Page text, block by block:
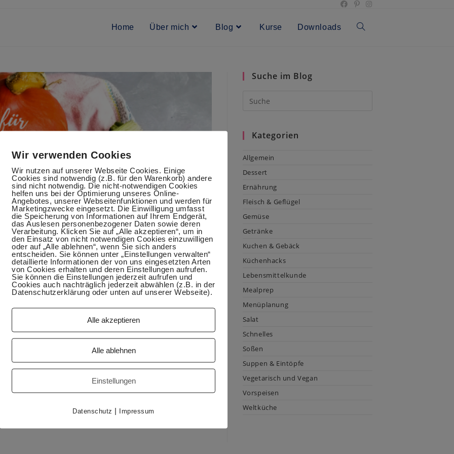
Home Über mich Blog Kurse Downloads Toggle
Ernährung
Ernährung, aber was ist das? Es gibt sehr viele
Die meisten "Gurus" sind sich dennoch einig,
wichtiger Aspekt gesunder Ernährung ist. Ich plane
bewaffnet. Achtest du auch auf Saisonalität? Meine
Saisonales Obst und Gemüse braucht
und für die Umwelt ist. Saisonal ist eng mit
es keine langen Transportwege und auch…
Suche im Blog
Kategorien
Allgemein
Dessert
Ernährung
Fleisch & Geflügel
Gemüse
Getränke
Kuchen & Gebäck
Küchenhacks
Lebensmittelkunde
Mealprep
Menüplanung
Salat
Schnelles
Soßen
Suppen & Eintöpfe
Vegetarisch und Vegan
Vorspeisen
Weltküche
Wir verwenden Cookies
Wir nutzen auf unserer Webseite Cookies. Einige
Cookies sind notwendig (z.B. für den Warenkorb) andere
sind nicht notwendig. Die nicht-notwendigen Cookies
helfen uns bei der Optimierung unseres Online-
Angebotes, unserer Webseitenfunktionen und werden für
Marketingzwecke eingesetzt. Die Einwilligung umfasst
die Speicherung von Informationen auf Ihrem Endgerät,
das Auslesen personenbezogener Daten sowie deren
Verarbeitung. Klicken Sie auf „Alle akzeptieren“, um in
den Einsatz von nicht notwendigen Cookies einzuwilligen
oder auf „Alle ablehnen“, wenn Sie sich anders
entscheiden. Sie können unter „Einstellungen verwalten“
detaillierte Informationen der von uns eingesetzten Arten
von Cookies erhalten und deren Einstellungen aufrufen.
Sie können die Einstellungen jederzeit aufrufen und
Cookies auch nachträglich jederzeit abwählen (z.B. in der
Datenschutzerklärung oder unten auf unserer Webseite).
Alle akzeptieren
Alle ablehnen
Einstellungen
Datenschutz | Impressum